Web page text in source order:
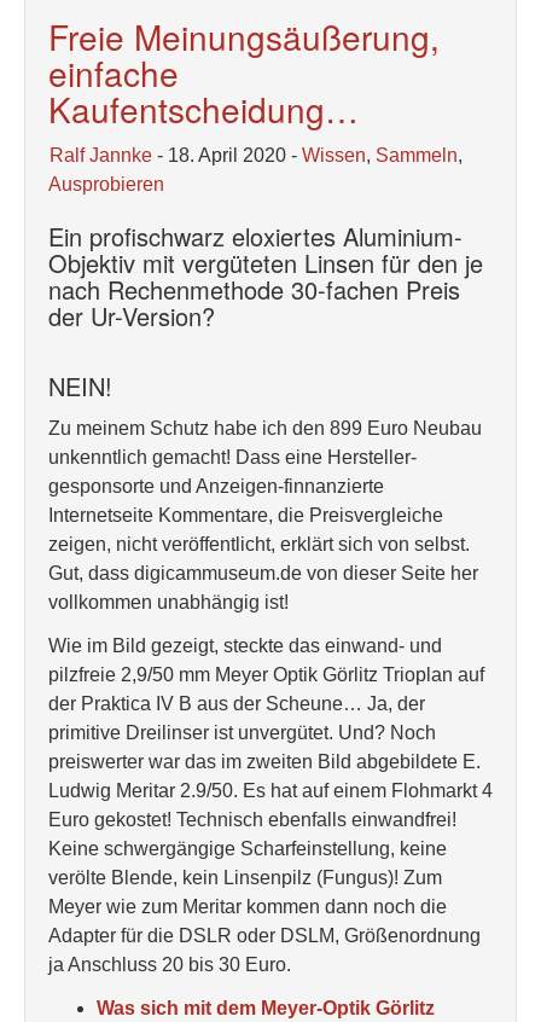
Freie Meinungsäußerung,
einfache
Kaufentscheidung…
Ralf Jannke - 18. April 2020 - Wissen, Sammeln,
Ausprobieren
Ein profischwarz eloxiertes Aluminium-
Objektiv mit vergüteten Linsen für den je
nach Rechenmethode 30-fachen Preis
der Ur-Version?
NEIN!
Zu meinem Schutz habe ich den 899 Euro Neubau
unkenntlich gemacht! Dass eine Hersteller-
gesponsorte und Anzeigen-finnanzierte
Internetseite Kommentare, die Preisvergleiche
zeigen, nicht veröffentlicht, erklärt sich von selbst.
Gut, dass digicammuseum.de von dieser Seite her
vollkommen unabhängig ist!
Wie im Bild gezeigt, steckte das einwand- und
pilzfreie 2,9/50 mm Meyer Optik Görlitz Trioplan auf
der Praktica IV B aus der Scheune… Ja, der
primitive Dreilinser ist unvergütet. Und? Noch
preiswerter war das im zweiten Bild abgebildete E.
Ludwig Meritar 2.9/50. Es hat auf einem Flohmarkt 4
Euro gekostet! Technisch ebenfalls einwandfrei!
Keine schwergängige Scharfeinstellung, keine
verölte Blende, kein Linsenpilz (Fungus)! Zum
Meyer wie zum Meritar kommen dann noch die
Adapter für die DSLR oder DSLM, Größenordnung
ja Anschluss 20 bis 30 Euro.
Was sich mit dem Meyer-Optik Görlitz